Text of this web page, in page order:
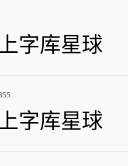
字库星球
字库星球